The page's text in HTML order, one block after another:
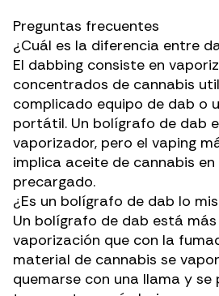
Preguntas frecuentes
¿Cuál es la diferencia entre
El dabbing consiste en
concentrados de cannabis
complicado equipo de dab o
portátil. Un bolígrafo de dab
vaporizador, pero el vaping
implica aceite de cannabis
precargado.
¿Es un bolígrafo de dab lo
Un bolígrafo de dab está
vaporización que con la
material de cannabis se
quemarse con una llama y se